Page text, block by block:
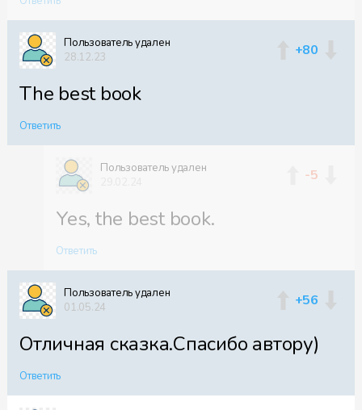
Пользователь удален
28.12.23
+80
The best book
Ответить
Пользователь удален
-5
Yes, the best book.
Ответить
Пользователь удален
01.05.24
+56
Отличная сказка.Спасибо автору)
Ответить